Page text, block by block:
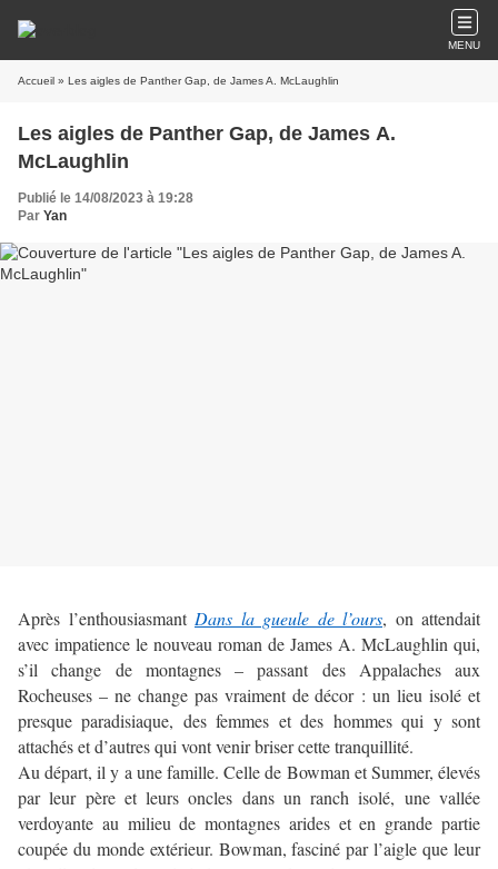
MENU
Accueil » Les aigles de Panther Gap, de James A. McLaughlin
Les aigles de Panther Gap, de James A.
McLaughlin
Publié le 14/08/2023 à 19:28
Par Yan
Après l’enthousiasmant Dans la gueule de l’ours, on attendait
avec impatience le nouveau roman de James A. McLaughlin qui,
s’il change de montagnes – passant des Appalaches aux
Rocheuses – ne change pas vraiment de décor : un lieu isolé et
presque paradisiaque, des femmes et des hommes qui y sont
attachés et d’autres qui vont venir briser cette tranquillité.
Au départ, il y a une famille. Celle de Bowman et Summer, élevés
par leur père et leurs oncles dans un ranch isolé, une vallée
verdoyante au milieu de montagnes arides et en grande partie
coupée du monde extérieur. Bowman, fasciné par l’aigle que leur